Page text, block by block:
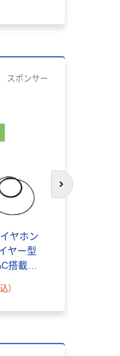
スポンサー
ヤホン
ヤー型
搭載
ーEC
）
次のスライド